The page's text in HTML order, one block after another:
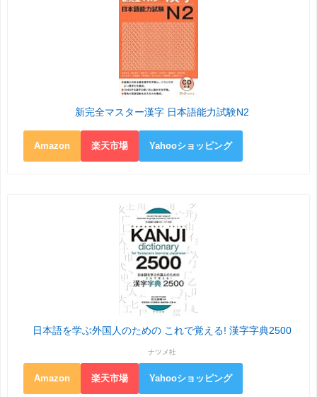
新完全マスター漢字 日本語能力試験N2
Amazon 楽天市場 Yahooショッピング
日本語を学ぶ外国人のための これで覚える! 漢字字典2500
ナツメ社
Amazon 楽天市場 Yahooショッピング